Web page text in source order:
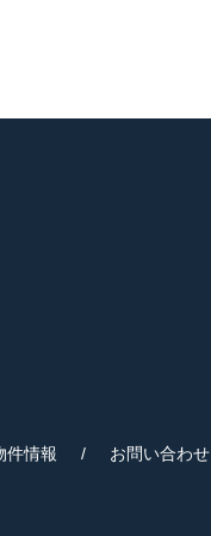
件情報 / お問い合わせ